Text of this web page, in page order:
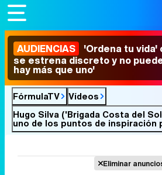
AUDIENCIAS 'Ordena tu vida'
se estrena discreto y no
hay más que uno'
FórmulaTV
Vídeos
Hugo Silva ('Brigada Costa del
uno de los puntos de inspiración
Eliminar